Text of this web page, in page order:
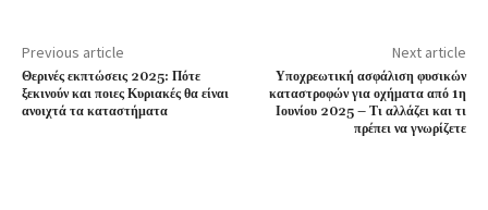
Previous article
Θερινές εκπτώσεις 2025: Πότε
ξεκινούν και ποιες Κυριακές θα είναι
ανοιχτά τα καταστήματα
Next article
Υποχρεωτική ασφάλιση φυσικών
καταστροφών για οχήματα από 1η
Ιουνίου 2025 – Τι αλλάζει και τι
πρέπει να γνωρίζετε